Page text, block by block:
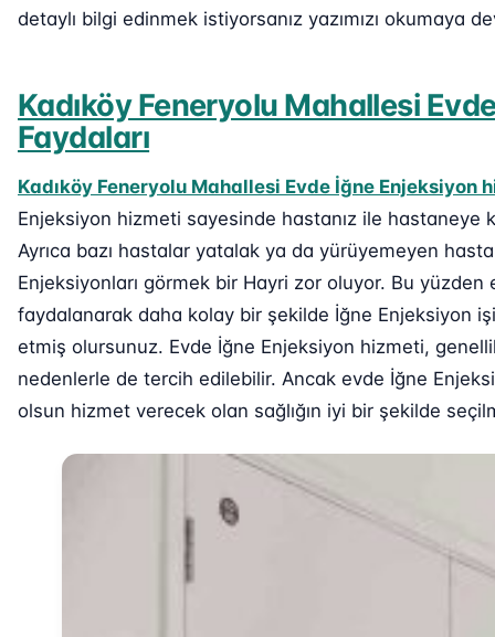
detaylı bilgi edinmek istiyorsanız yazımızı okumaya
Kadıköy Feneryolu Mahallesi
Faydaları
Kadıköy Feneryolu Mahallesi Evde İğne Enjeksiyon
Enjeksiyon hizmeti sayesinde hastanız ile
Ayrıca bazı hastalar yatalak ya da yürüyemeyen
Enjeksiyonları görmek bir Hayri zor oluyor. Bu
faydalanarak daha kolay bir şekilde İğne Enjeksiyon
etmiş olursunuz. Evde İğne Enjeksiyon hizmeti,
nedenlerle de tercih edilebilir. Ancak evde İğne
olsun hizmet verecek olan sağlığın iyi bir şekilde